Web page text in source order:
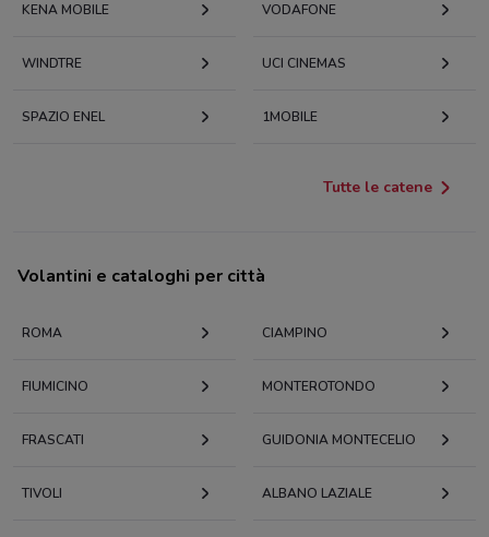
KENA MOBILE VODAFONE
WINDTRE UCI CINEMAS
SPAZIO ENEL 1MOBILE
Tutte le catene
Volantini e cataloghi per città
ROMA CIAMPINO
FIUMICINO MONTEROTONDO
FRASCATI GUIDONIA MONTECELIO
TIVOLI ALBANO LAZIALE